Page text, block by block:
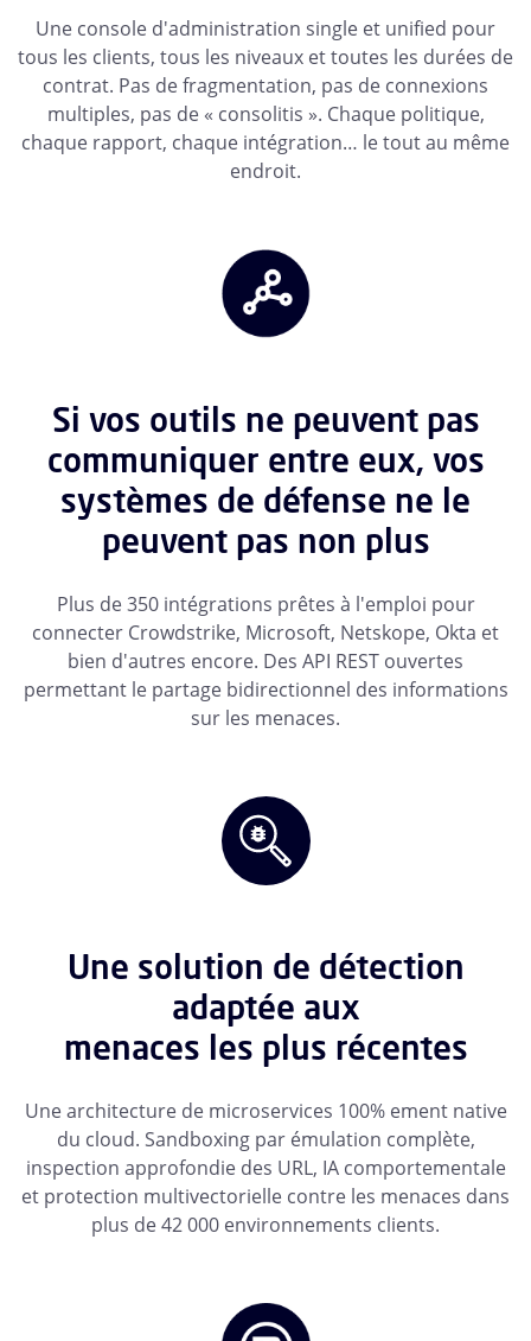
Une console d'administration single et unified pour
tous les clients, tous les niveaux et toutes les durées de
contrat. Pas de fragmentation, pas de connexions
multiples, pas de « consolitis ». Chaque politique,
chaque rapport, chaque intégration… le tout au même
endroit.
Si vos outils ne peuvent pas
communiquer entre eux, vos
systèmes de défense ne le
peuvent pas non plus
Plus de 350 intégrations prêtes à l'emploi pour
connecter Crowdstrike, Microsoft, Netskope, Okta et
bien d'autres encore. Des API REST ouvertes
permettant le partage bidirectionnel des informations
sur les menaces.
Une solution de détection
adaptée aux
menaces les plus récentes
Une architecture de microservices 100% ement native
du cloud. Sandboxing par émulation complète,
inspection approfondie des URL, IA comportementale
et protection multivectorielle contre les menaces dans
plus de 42 000 environnements clients.